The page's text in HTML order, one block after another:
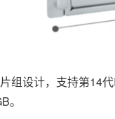
设计，支持第14代
。